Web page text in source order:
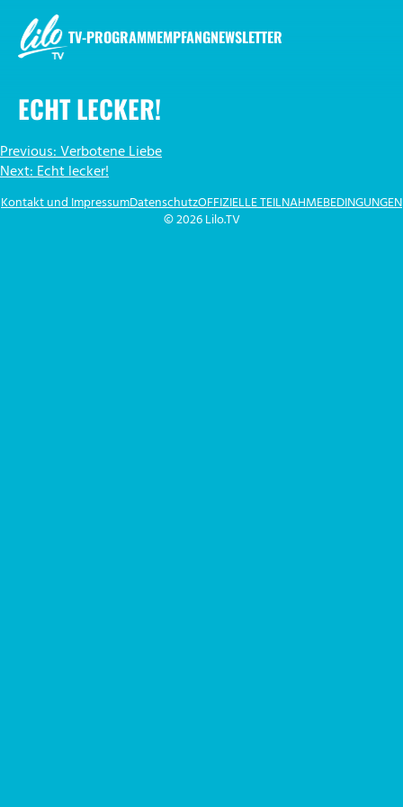
Inhalt
springen
TV-PROGRAMMEMPFANGNEWSLETTER
ECHT LECKER!
BEITRAGSNAVIGATION
Previous:Verbotene Liebe
Next:Echt lecker!
© 2026 Lilo.TV
Kontakt und ImpressumDatenschutzOFFIZIELLE TEILNAHMEBEDINGUNGEN